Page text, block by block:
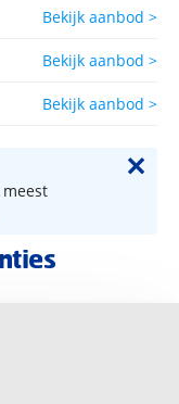
Bekijk aanbod >
Bekijk aanbod >
Bekijk aanbod >
✕